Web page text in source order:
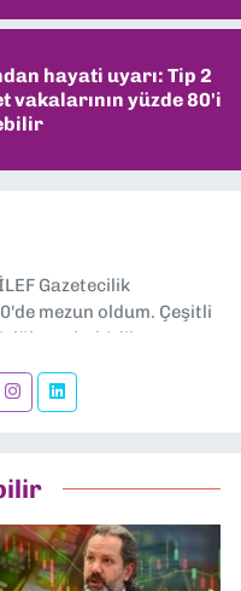
hayati uyarı: Tip 2
vakalarının yüzde 80'i
Gazetecilik
mezun oldum. Çeşitli
muhabirlik yaptım.